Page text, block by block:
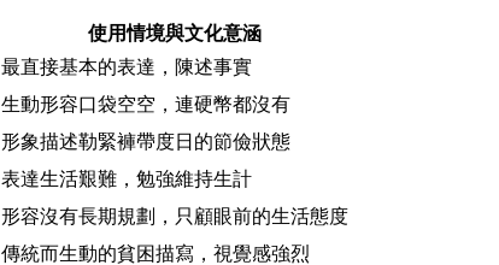
使用情境與文化意涵
最直接基本的表達，陳述事實
生動形容口袋空空，連硬幣都沒有
形象描述勒緊褲帶度日的節儉狀態
表達生活艱難，勉強維持生計
形容沒有長期規劃，只顧眼前的生活態度
傳統而生動的貧困描寫，視覺感強烈